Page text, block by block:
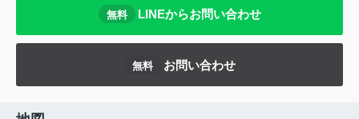
無料 LINEからお問い合わせ
無料 お問い合わせ